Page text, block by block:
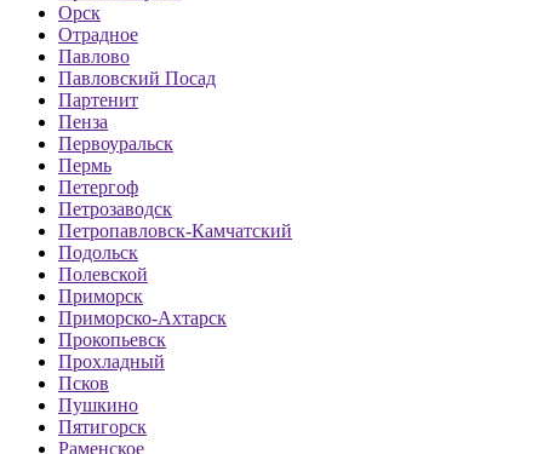
Орск
Отрадное
Павлово
Павловский Посад
Партенит
Пенза
Первоуральск
Пермь
Петергоф
Петрозаводск
Петропавловск-Камчатский
Подольск
Полевской
Приморск
Приморско-Ахтарск
Прокопьевск
Прохладный
Псков
Пушкино
Пятигорск
Раменское